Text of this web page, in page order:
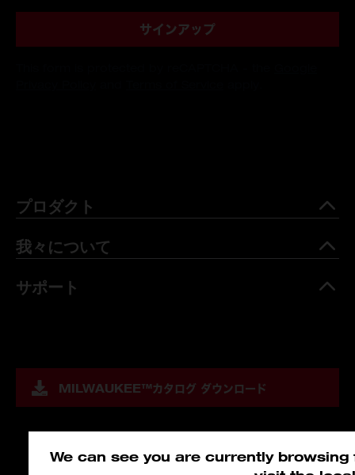
We can see you are currently
プロダクト
我々について
サポート
サインアップ
MILWAUKEE™カタログ ダウンロード